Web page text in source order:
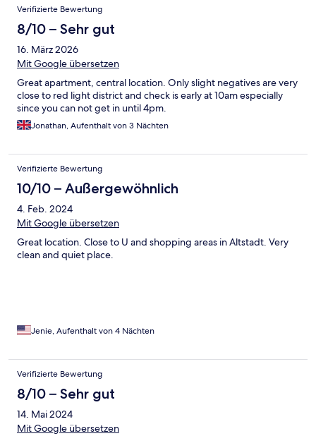
Verifizierte Bewertung
8/10 – Sehr gut
16. März 2026
Mit Google übersetzen
Great apartment, central location. Only slight negatives are very
close to red light district and check is early at 10am especially
since you can not get in until 4pm.
Jonathan, Aufenthalt von 3 Nächten
Verifizierte Bewertung
10/10 – Außergewöhnlich
4. Feb. 2024
Mit Google übersetzen
Great location. Close to U and shopping areas in Altstadt. Very
clean and quiet place.
Jenie, Aufenthalt von 4 Nächten
Verifizierte Bewertung
8/10 – Sehr gut
14. Mai 2024
Mit Google übersetzen